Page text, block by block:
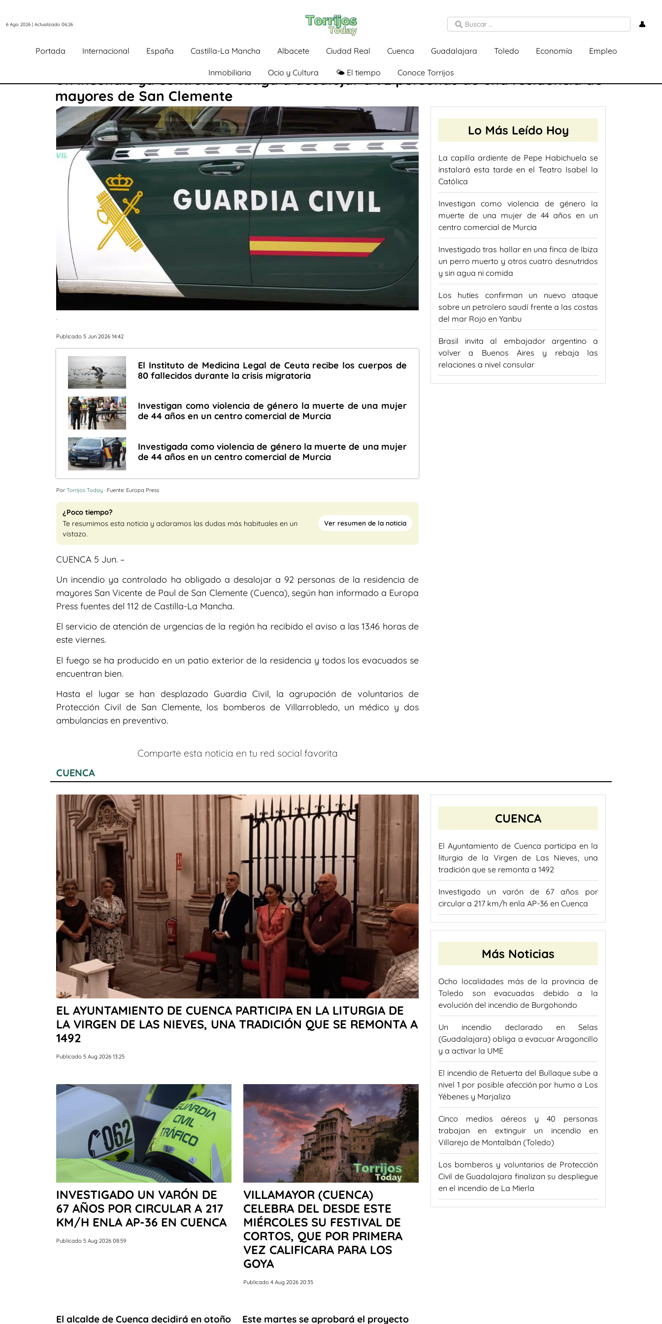
6 Ago 2026 | Actualizado 06:26 👤
Portada Internacional España Castilla-La Mancha Albacete Ciudad Real Cuenca Guadalajara Toledo Economía Empleo
Inmobiliaria Ocio y Cultura 🌤️ El tiempo Conoce Torrijos
Un incendio ya controlado obliga a desalojar a 92 personas de una residencia de
mayores de San Clemente
.
Publicado 5 Jun 2026 14:42
El Instituto de Medicina Legal de Ceuta recibe los cuerpos de
80 fallecidos durante la crisis migratoria
Investigan como violencia de género la muerte de una mujer
de 44 años en un centro comercial de Murcia
Investigada como violencia de género la muerte de una mujer
de 44 años en un centro comercial de Murcia
Por Torrijos Today · Fuente: Europa Press
¿Poco tiempo?
Te resumimos esta noticia y aclaramos las dudas más habituales en un
vistazo.
Ver resumen de la noticia
CUENCA 5 Jun. –
Un incendio ya controlado ha obligado a desalojar a 92 personas de la residencia de
mayores San Vicente de Paul de San Clemente (Cuenca), según han informado a Europa
Press fuentes del 112 de Castilla-La Mancha.
El servicio de atención de urgencias de la región ha recibido el aviso a las 13.46 horas de
este viernes.
El fuego se ha producido en un patio exterior de la residencia y todos los evacuados se
encuentran bien.
Hasta el lugar se han desplazado Guardia Civil, la agrupación de voluntarios de
Protección Civil de San Clemente, los bomberos de Villarrobledo, un médico y dos
ambulancias en preventivo.
Comparte esta noticia en tu red social favorita
Lo Más Leído Hoy
La capilla ardiente de Pepe Habichuela se
instalará esta tarde en el Teatro Isabel la
Católica
Investigan como violencia de género la
muerte de una mujer de 44 años en un
centro comercial de Murcia
Investigado tras hallar en una finca de Ibiza
un perro muerto y otros cuatro desnutridos
y sin agua ni comida
Los hutíes confirman un nuevo ataque
sobre un petrolero saudí frente a las costas
del mar Rojo en Yanbu
Brasil invita al embajador argentino a
volver a Buenos Aires y rebaja las
relaciones a nivel consular
CUENCA
EL AYUNTAMIENTO DE CUENCA PARTICIPA EN LA LITURGIA DE
LA VIRGEN DE LAS NIEVES, UNA TRADICIÓN QUE SE REMONTA A
1492
Publicado 5 Aug 2026 13:25
INVESTIGADO UN VARÓN DE
67 AÑOS POR CIRCULAR A 217
KM/H ENLA AP-36 EN CUENCA
Publicado 5 Aug 2026 08:59
VILLAMAYOR (CUENCA)
CELEBRA DEL DESDE ESTE
MIÉRCOLES SU FESTIVAL DE
CORTOS, QUE POR PRIMERA
VEZ CALIFICARA PARA LOS
GOYA
Publicado 4 Aug 2026 20:35
El alcalde de Cuenca decidirá en otoño Este martes se aprobará el proyecto
CUENCA
El Ayuntamiento de Cuenca participa en la
liturgia de la Virgen de Las Nieves, una
tradición que se remonta a 1492
Investigado un varón de 67 años por
circular a 217 km/h enla AP-36 en Cuenca
Más Noticias
Ocho localidades más de la provincia de
Toledo son evacuadas debido a la
evolución del incendio de Burgohondo
Un incendio declarado en Selas
(Guadalajara) obliga a evacuar Aragoncillo
y a activar la UME
El incendio de Retuerta del Bullaque sube a
nivel 1 por posible afección por humo a Los
Yébenes y Marjaliza
Cinco medios aéreos y 40 personas
trabajan en extinguir un incendio en
Villarejo de Montalbán (Toledo)
Los bomberos y voluntarios de Protección
Civil de Guadalajara finalizan su despliegue
en el incendio de La Mierla